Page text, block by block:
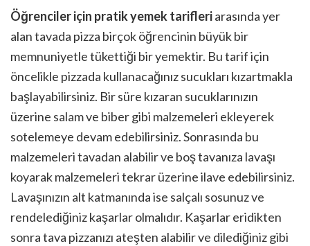
Öğrenciler için pratik yemek tarifleriarasında yer
alan tavada pizza birçok öğrencinin büyük bir
memnuniyetle tükettiği bir yemektir. Bu tarif için
öncelikle pizzada kullanacağınız sucukları kızartmakla
başlayabilirsiniz. Bir süre kızaran sucuklarınızın
üzerine salam ve biber gibi malzemeleri ekleyerek
sotelemeye devam edebilirsiniz. Sonrasında bu
malzemeleri tavadan alabilir ve boş tavanıza lavaşı
koyarak malzemeleri tekrar üzerine ilave edebilirsiniz.
Lavaşınızın alt katmanında ise salçalı sosunuz ve
rendelediğiniz kaşarlar olmalıdır. Kaşarlar eridikten
sonra tava pizzanızı ateşten alabilir ve dilediğiniz gibi